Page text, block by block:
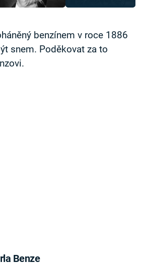
benzínem v roce 1886
snem. Poděkovat za to
Benze